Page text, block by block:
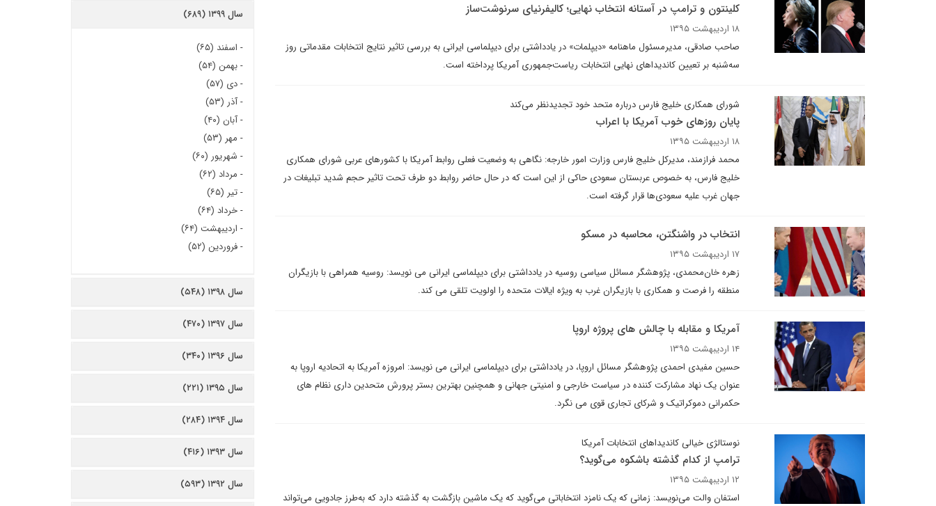
کلینتون و ترامپ در آستانه انتخاب نهایی؛ کالیفرنیای سرنوشت‌ساز
۱۸ اردیبهشت ۱۳۹۵
صاحب صادقی، مدیرمسئول ماهنامه «دیپلمات» در یادداشتی برای دیپلماسی ایرانی به بررسی تاثیر نتایج انتخابات مقدماتی روز
سه‌شنبه بر تعیین کاندیداهای نهایی انتخابات ریاست‌جمهوری آمریکا پرداخته است.
شورای همکاری خلیج فارس درباره متحد خود تجدیدنظر می‌کند
پایان روزهای خوب آمریکا با اعراب
۱۸ اردیبهشت ۱۳۹۵
محمد فرازمند، مدیرکل خلیج فارس وزارت امور خارجه: نگاهی به وضعیت فعلی روابط آمریکا با کشورهای عربی شورای همکاری
خلیج فارس، به خصوص عربستان سعودی حاکی از این است که در حال حاضر روابط دو طرف تحت تاثیر حجم شدید تبلیغات در
جهان غرب علیه سعودی‌ها قرار گرفته است.
انتخاب در واشنگتن، محاسبه در مسکو
۱۷ اردیبهشت ۱۳۹۵
زهره خان‌محمدی، پژوهشگر مسائل سیاسی روسیه در یادداشتی برای دیپلماسی ایرانی می نویسد: روسیه همراهی با بازیگران
منطقه را فرصت و همکاری با بازیگران غرب به ویژه ایالات متحده را اولویت تلقی می کند.
آمریکا و مقابله با چالش های پروژه اروپا
۱۴ اردیبهشت ۱۳۹۵
حسین مفیدی احمدی پژوهشگر مسائل اروپا، در یادداشتی برای دیپلماسی ایرانی می نویسد: امروزه آمریکا به اتحادیه اروپا به
عنوان یک نهاد مشارکت کننده در سیاست خارجی و امنیتی جهانی و همچنین بهترین بستر پرورش متحدین داری نظام های
حکمرانی دموکراتیک و شرکای تجاری قوی می نگرد.
نوستالژی خیالی کاندیداهای انتخابات آمریکا
ترامپ از کدام گذشته باشکوه می‌گوید؟
۱۲ اردیبهشت ۱۳۹۵
استفان والت می‌نویسد: زمانی که یک نامزد انتخاباتی می‌گوید که یک ماشین بازگشت به گذشته دارد که به‌طرز جادویی می‌تواند
سال ۱۳۹۹ (۶۸۹)
- اسفند (۶۵)
-بهمن (۵۴)
-دی (۵۷)
-آذر (۵۳)
-آبان (۴۰)
- مهر (۵۳)
- شهریور (۶۰)
- مرداد (۶۲)
-تیر (۶۵)
-خرداد (۶۴)
- اردیبهشت (۶۴)
-فروردین (۵۲)
سال ۱۳۹۸ (۵۴۸)
سال ۱۳۹۷ (۴۷۰)
سال ۱۳۹۶ (۳۴۰)
سال ۱۳۹۵ (۲۲۱)
سال ۱۳۹۴ (۲۸۴)
سال ۱۳۹۳ (۴۱۶)
سال ۱۳۹۲ (۵۹۳)